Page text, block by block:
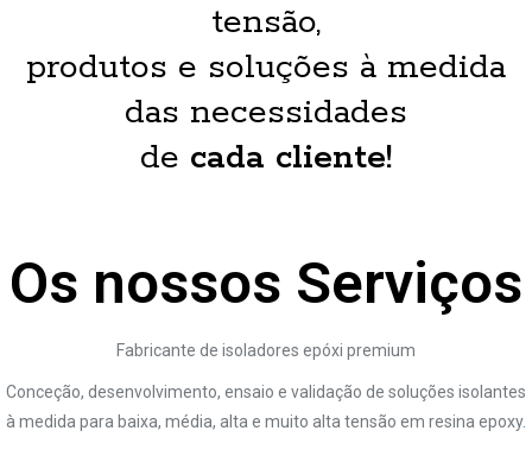
tensão,
produtos e soluções à medida
das necessidades
de cada cliente!
Os nossos Serviços
Fabricante de isoladores epóxi premium
Conceção, desenvolvimento, ensaio e validação de soluções isolantes
à medida para baixa, média, alta e muito alta tensão em resina epoxy.